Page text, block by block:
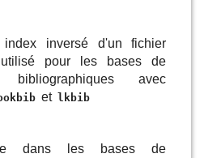
inversé d'un fichier
pour les bases de
bibliographiques avec
et lkbib
dans les bases de